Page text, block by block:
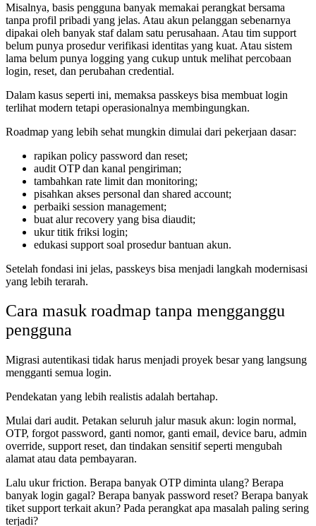
Misalnya, basis pengguna banyak memakai perangkat bersama
tanpa profil pribadi yang jelas. Atau akun pelanggan sebenarnya
dipakai oleh banyak staf dalam satu perusahaan. Atau tim support
belum punya prosedur verifikasi identitas yang kuat. Atau sistem
lama belum punya logging yang cukup untuk melihat percobaan
login, reset, dan perubahan credential.
Dalam kasus seperti ini, memaksa passkeys bisa membuat login
terlihat modern tetapi operasionalnya membingungkan.
Roadmap yang lebih sehat mungkin dimulai dari pekerjaan dasar:
rapikan policy password dan reset;
audit OTP dan kanal pengiriman;
tambahkan rate limit dan monitoring;
pisahkan akses personal dan shared account;
perbaiki session management;
buat alur recovery yang bisa diaudit;
ukur titik friksi login;
edukasi support soal prosedur bantuan akun.
Setelah fondasi ini jelas, passkeys bisa menjadi langkah modernisasi
yang lebih terarah.
Cara masuk roadmap tanpa mengganggu
pengguna
Migrasi autentikasi tidak harus menjadi proyek besar yang langsung
mengganti semua login.
Pendekatan yang lebih realistis adalah bertahap.
Mulai dari audit. Petakan seluruh jalur masuk akun: login normal,
OTP, forgot password, ganti nomor, ganti email, device baru, admin
override, support reset, dan tindakan sensitif seperti mengubah
alamat atau data pembayaran.
Lalu ukur friction. Berapa banyak OTP diminta ulang? Berapa
banyak login gagal? Berapa banyak password reset? Berapa banyak
tiket support terkait akun? Pada perangkat apa masalah paling sering
terjadi?